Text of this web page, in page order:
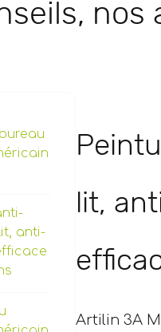
anti-
lit,
Artilin 3A